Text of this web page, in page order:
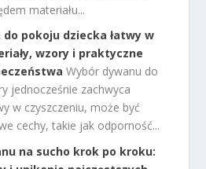
materiału...
do pokoju dziecka łatwy w
wzory i praktyczne
Wybór dywanu do
jednocześnie zachwyca
w czyszczeniu, może być
cechy, takie jak odporność...
na sucho krok po kroku: